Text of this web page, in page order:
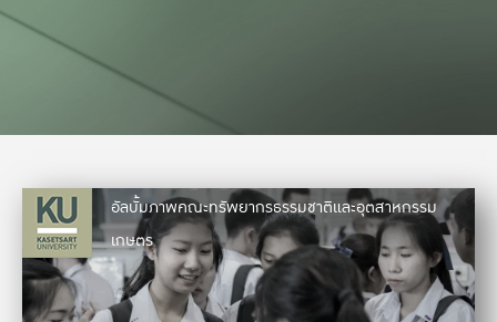
อัลบั้มภาพคณะทรัพยากรธรรมชาติและอุตสาหกรรม
เกษตร